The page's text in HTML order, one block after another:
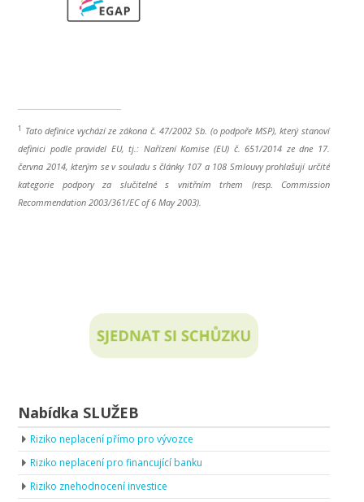
1
Tato definice vychází ze zákona č. 47/2002 Sb. (o podpoře MSP), který stanoví
definici podle pravidel EU, tj.: Nařízení Komise (EU) č. 651/2014 ze dne 17.
června 2014, kterým se v souladu s články 107 a 108 Smlouvy prohlašují určité
kategorie podpory za slučitelné s vnitřním trhem (resp. Commission
Recommendation 2003/361/EC of 6 May 2003).
Nabídka SLUŽEB
Riziko neplacení přímo pro vývozce
Riziko neplacení pro financující banku
Riziko znehodnocení investice